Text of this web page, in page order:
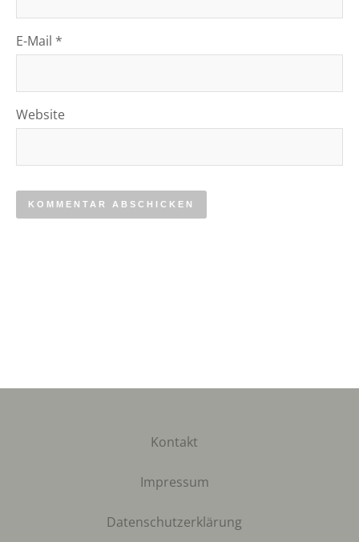
E-Mail *
Website
Kontakt
Impressum
Datenschutzerklärung